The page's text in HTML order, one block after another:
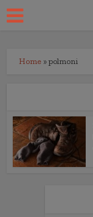
Home »polmoni